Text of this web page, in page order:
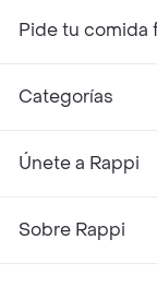
Pide tu comida
Categorías
Únete a Rappi
Sobre Rappi